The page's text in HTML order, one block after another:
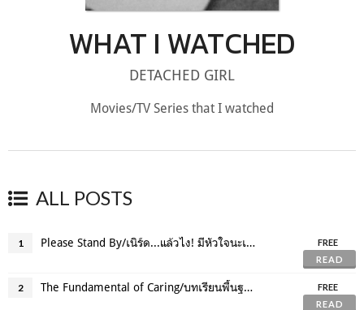
WHAT I WATCHED
DETACHED GIRL
Movies/TV Series that I watched
ALL POSTS
1 Please Stand By/เนิร์ด...แล้วไง! มีหัวใจนะเว้ย
FREE
READ
2 The Fundamental of Caring/บทเรียนพื้นฐานของการใส่ใจ
FREE
READ